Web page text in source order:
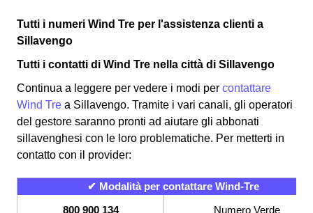
Tutti i numeri Wind Tre per l'assistenza clienti a
Sillavengo
Tutti i contatti di Wind Tre nella città di Sillavengo
Continua a leggere per vedere i modi per contattare
Wind Tre a Sillavengo. Tramite i vari canali, gli operatori
del gestore saranno pronti ad aiutare gli abbonati
sillavenghesi con le loro problematiche. Per metterti in
contatto con il provider:
✔ Modalità per contattare Wind-Tre
800 900 134
Numero Verde